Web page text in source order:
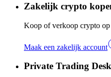
Zakelijk crypto
Koop of verkoop crypto op
Maak een zakelijk account
Private Trading Desk